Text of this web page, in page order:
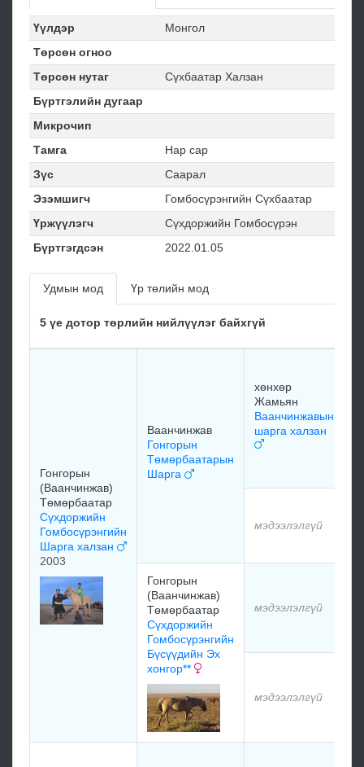
Үүлдэр
Монгол
Төрсөн огноо
Төрсөн нутаг
Сүхбаатар Халзан
Бүртгэлийн дугаар
Микрочип
Тамга
Нар сар
Зүс
Саарал
Эзэмшигч
Гомбосүрэнгийн Сүхбаатар
Үржүүлэгч
Сүхдоржийн Гомбосүрэн
Бүртгэгдсэн
2022.01.05
Удмын мод Үр төлийн мод
5 үе дотор төрлийн нийлүүлэг байхгүй
Гонгорын
(Ваанчинжав)
Төмөрбаатар
Сүхдоржийн
Гомбосүрэнгийн
Шарга халзан
2003
Ваанчинжав
Гонгорын
Төмөрбаатарын
Шарга
хөнхөр
Жамьян
Ваанчинжавын
шарга халзан
мэдээлэлгүй
Гонгорын
(Ваанчинжав)
Төмөрбаатар
Сүхдоржийн
Гомбосүрэнгийн
Бүсүүдийн Эх
хонгор**
мэдээлэлгүй
мэдээлэлгүй